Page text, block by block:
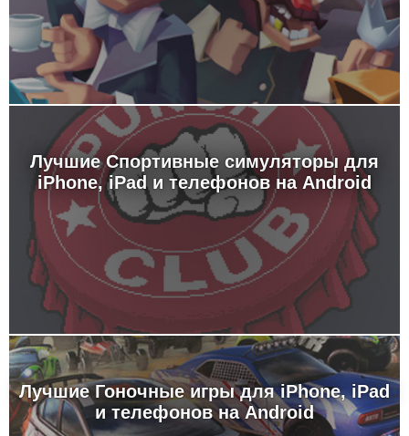
Лучшие Спортивные симуляторы для
iPhone, iPad и телефонов на Android
Лучшие Гоночные игры для iPhone, iPad
и телефонов на Android